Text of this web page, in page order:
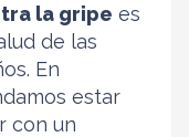
la gripe es
de las
En
estar
con un